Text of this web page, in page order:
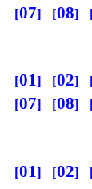
07
08
01 02
07
08
01 02